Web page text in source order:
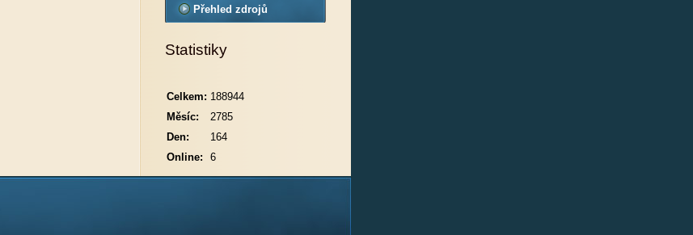
Přehled zdrojů
Statistiky
Online: 6
Celkem: 188944
Měsíc:
2785
Den:
164